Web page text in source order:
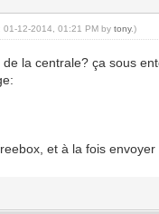
01-12-2014, 01:21 PM bytony.)
la centrale? ça sous
et à la fois envoyer